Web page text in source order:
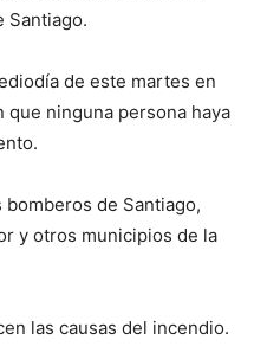
Santiago.
de este martes en
ninguna persona haya
de Santiago,
y otros municipios de la
las causas del incendio.